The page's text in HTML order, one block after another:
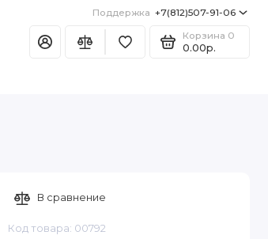
Поддержка +7(812)507-91-06
Корзина 0
0.00р.
Код товара: 00792
В сравнение